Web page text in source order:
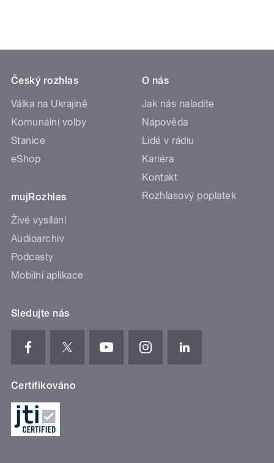
Český rozhlas
Válka na Ukrajině
Komunální volby
Stanice
eShop
mujRozhlas
Živé vysílání
Audioarchiv
Podcasty
Mobilní aplikace
O nás
Jak nás naladíte
Nápověda
Lidé v rádiu
Kariéra
Kontakt
Rozhlasový poplatek
Sledujte nás
Certifikováno